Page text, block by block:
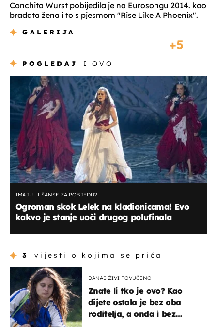
Conchita Wurst pobijedila je na Eurosongu 2014. kao
bradata žena i to s pjesmom "Rise Like A Phoenix".
GALERIJA
5
POGLEDAJ I OVO
IMAJU LI ŠANSE ZA POBJEDU?
Ogroman skok Lelek na kladionicama! Evo
kakvo je stanje uoči drugog polufinala
3 vijesti o kojima se priča
DANAS ŽIVI POVUČENO
Znate li tko je ovo? Kao
dijete ostala je bez oba
roditelja, a onda i bez